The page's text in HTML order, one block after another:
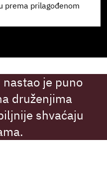
prema prilagođenom
je puno
druženjima
shvaćaju